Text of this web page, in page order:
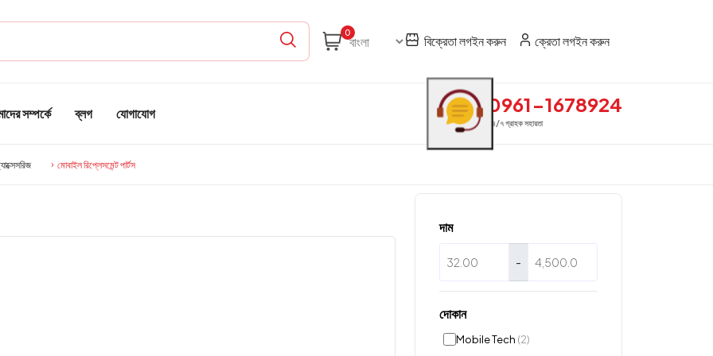
0
বিক্রেতা লগইন করুন ক্রেতা লগইন করুন
সম্পর্কে ব্লগ যোগাযোগ 0961-1678924
২৪/৭ গ্রাহক সহায়তা
মোবাইল রিপ্লেসমেন্ট পার্টস
দাম
-
দোকান
Mobile Tech (2)